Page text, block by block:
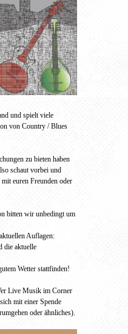
und spielt viele
von Country / Blues
zu bieten haben
schaut vorbei und
euren Freunden oder
bitten wir unbedingt um
Auflagen:
die aktuelle
Wetter stattfinden!
Live Musik im Corner
mit einer Spende
oder ähnliches).